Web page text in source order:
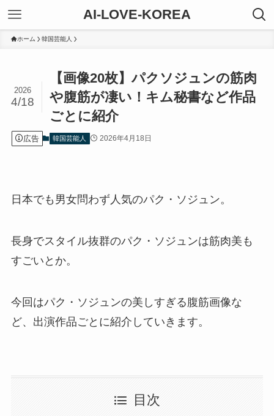
AI-LOVE-KOREA
ホーム 韓国芸能人
【画像20枚】パクソジュンの筋肉
や腹筋が凄い！キム秘書など作品
ごとに紹介
2026
4/18
広告 韓国芸能人 2026年4月18日
日本でも男女問わず人気のパク・ソジュン。
長身でスタイル抜群のパク・ソジュンは筋肉美も
すごいとか。
今回はパク・ソジュンの美しすぎる腹筋画像な
ど、出演作品ごとに紹介していきます。
目次